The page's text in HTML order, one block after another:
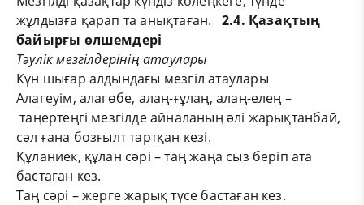
жұлдызға қарап та анықтаған.
2.4. Қазақтың
байырғы өлшемдері
Тәулік мезгілдерінің атаулары
Күн шығар алдындағы мезгіл атаулары
Алагеуім, алагөбе, алаң-ғұлаң, алаң-елең –
таңертеңгі мезгілде айналаның әлі жарықтанбай,
сәл ғана бозғылт тартқан кезі.
Құланиек, құлан сәрі – таң жаңа сыз беріп ата
бастаған кез.
Таң сәрі – жерге жарық түсе бастаған кез.